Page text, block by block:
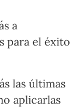
a
para el éxito
las últimas
aplicarlas